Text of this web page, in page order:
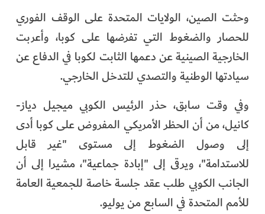
وحثت الصين، الولايات المتحدة على الوقف الفوري
للحصار والضغوط التي تفرضها على كوبا، وأعربت
الخارجية الصينية عن دعمها الثابت لكوبا في الدفاع عن
سيادتها الوطنية والتصدي للتدخل الخارجي.
وفي وقت سابق، حذر الرئيس الكوبي ميجيل دياز-
كانيل، من أن الحظر الأمريكي المفروض على كوبا أدى
إلى وصول الضغوط إلى مستوى "غير قابل
للاستدامة"، ويرقى إلى "إبادة جماعية"، مشيرا إلى أن
الجانب الكوبي طلب عقد جلسة خاصة للجمعية العامة
للأمم المتحدة في السابع من يوليو.